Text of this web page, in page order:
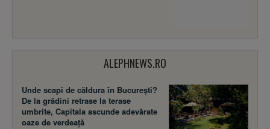
ALEPHNEWS.RO
Unde scapi de căldura în București?
De la grădini retrase la terase
umbrite, Capitala ascunde adevărate
oaze de verdeață